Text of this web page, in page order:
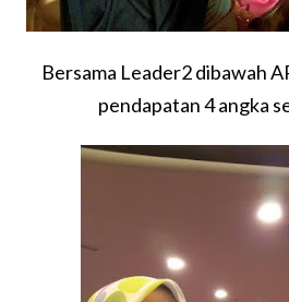
Bersama Leader2 dibawah
pendapatan 4 angka